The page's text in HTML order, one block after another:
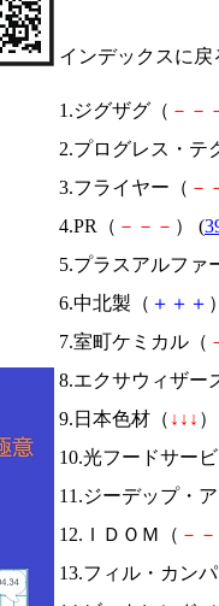
インデックスに戻
1.ジグザグ（ － －
2.プログレス・テ
3.フライヤー（ －
4.PR（ － － － ） (
5.プラスアルファ
6.中北製（ ＋ ＋ ＋
7.室町ケミカル（
8.エクサウィザー
9.日本色材（ ↓ ↓ ↓
10.光フードサー
11.ジーデップ・
12.ＩＤＯＭ（ － －
13.フィル・カン